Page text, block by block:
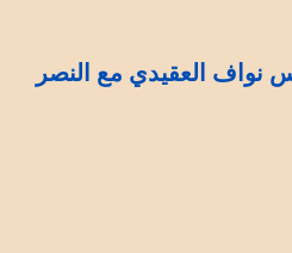
نواف العقيدي مع النصر